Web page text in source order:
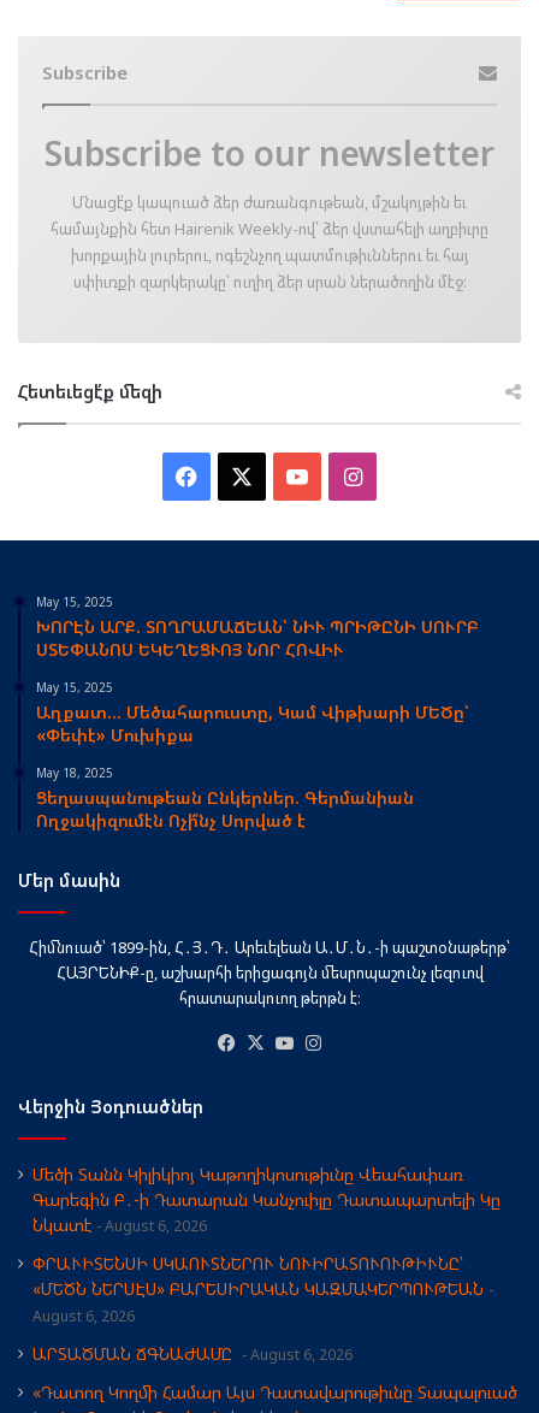
Subscribe
Subscribe to our newsletter
Մնացէ՛ք կապուած ձեր ժառանգութեան, մշակոյթին եւ
համայնքին հետ Hairenik Weekly-ով՝ ձեր վստահելի աղբիւրը
խորքային լուրերու, ոգեշնչող պատմութիւններու եւ հայ
սփիւռքի զարկերակը՝ ուղիղ ձեր սրան ներածողին մէջ։
Հետեւեցէ՛ք մեզի
Facebook YouTubeInstagram
May 15, 2025
ԽՈՐԷՆ ԱՐՔ. ՏՈՂՐԱՄԱՃԵԱՆ՝ ՆԻՒ ՊՐԻԹԸՆԻ ՍՈՒՐԲ
ՍՏԵՓԱՆՈՍ ԵԿԵՂԵՑՒՈՅ ՆՈՐ ՀՈՎԻՒ
May 15, 2025
Աղքատ… Մեծահարուստը, Կամ Վիթխարի ՄԵԾը՝
«Փեփէ» Մուխիքա
May 18, 2025
Ցեղասպանութեան Ընկերներ. Գերմանիան
Ողջակիզումէն Ոչի՞նչ Սորված է
Մեր մասին
Հիմնուած՝ 1899-ին, Հ․Յ․Դ․ Արեւելեան Ա․Մ․Ն․-ի պաշտօնաթերթ՝
ՀԱՅՐԵՆԻՔ-ը, աշխարհի երիցագոյն մեսրոպաշունչ լեզուով
հրատարակուող թերթն է։
Facebook
X YouTube
Վերջին Յօդուածներ
Մեծի Տանն Կիլիկիոյ Կաթողիկոսութիւնը Վեահափառ
Գարեգին Բ․-ի Դատարան Կանչուիլը Դատապարտելի Կը
Նկատէ
August 6, 2026
ՓՐԱՒԻՏԵՆՍԻ ՍԿԱՈՒՏՆԵՐՈՒ ՆՈՒԻՐԱՏՈՒՈՒԹԻՒՆԸ՝
«ՄԵԾՆ ՆԵՐՍԷՍ» ԲԱՐԵՍԻՐԱԿԱՆ ԿԱԶՄԱԿԵՐՊՈՒԹԵԱՆ
August 6, 2026
ԱՐՏԱԾՄԱՆ ՃԳՆԱԺԱՄԸ August 6, 2026
«Դատող Կողմի Համար Այս Դատավարութիւնը Տապալուած